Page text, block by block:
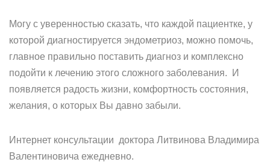
Могу с уверенностью сказать, что каждой пациентке, у
которой диагностируется эндометриоз, можно помочь,
главное правильно поставить диагноз и комплексно
подойти к лечению этого сложного заболевания. И
появляется радость жизни, комфортность состояния,
желания, о которых Вы давно забыли.
Интернет консультации доктора Литвинова Владимира
Валентиновича ежедневно.